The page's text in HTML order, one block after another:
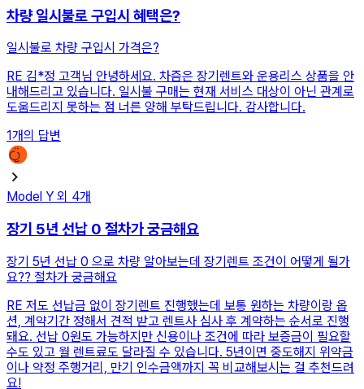
차량 일시불로 구입시 혜택은?
일시불로 차량 구입시 가격은?
RE 김*정 고객님 안녕하세요. 차즘은 장기렌트와 운용리스 상품을 안
내해드리고 있습니다. 일시불 구매는 현재 서비스 대상이 아닌 관계로
도움드리지 못하는 점 너른 양해 부탁드립니다. 감사합니다.
1개의 답변
Model Y 외 4개
장기 5년 선납 0 절차가 궁금해요
장기 5년 선납 0 으로 차량 알아보는데 장기렌트 조건이 어떻게 될가
요?? 절차가 궁금해요
RE 저도 선납금 없이 장기렌트 진행했는데 보통 원하는 차량이랑 옵
션, 계약기간 정해서 견적 받고 렌트사 심사 후 계약하는 순서로 진행
돼요. 선납 0원도 가능하지만 신용이나 조건에 따라 보증금이 필요할
수도 있고 월 렌트료도 달라질 수 있습니다. 5년이면 중도해지 위약금
이나 약정 주행거리, 만기 인수금액까지 꼭 비교해보시는 걸 추천드려
요!